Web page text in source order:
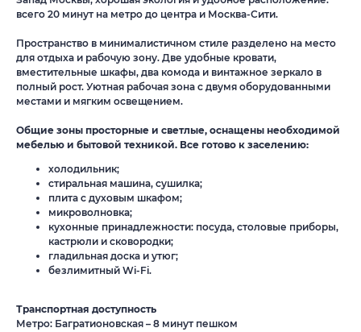
всего 20 минут на метро до центра и Москва-Сити.
Пространство в минималистичном стиле разделено на место
для отдыха и рабочую зону. Две удобные кровати,
вместительные шкафы, два комода и винтажное зеркало в
полный рост. Уютная рабочая зона с двумя оборудованными
местами и мягким освещением.
Общие зоны просторные и светлые, оснащены необходимой
мебелью и бытовой техникой. Все готово к заселению:
холодильник;
стиральная машина, сушилка;
плита с духовым шкафом;
микроволновка;
кухонные принадлежности: посуда, столовые приборы,
кастрюли и сковородки;
гладильная доска и утюг;
безлимитный Wi-Fi.
Транспортная доступность
Метро: Багратионовская – 8 минут пешком